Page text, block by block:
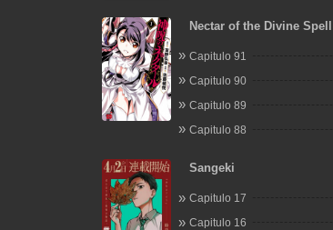
Nectar of the Divine Spell
Capitulo 91
Capitulo 90
Capitulo 89
Capitulo 88
Sangeki
Capitulo 17
Capitulo 16